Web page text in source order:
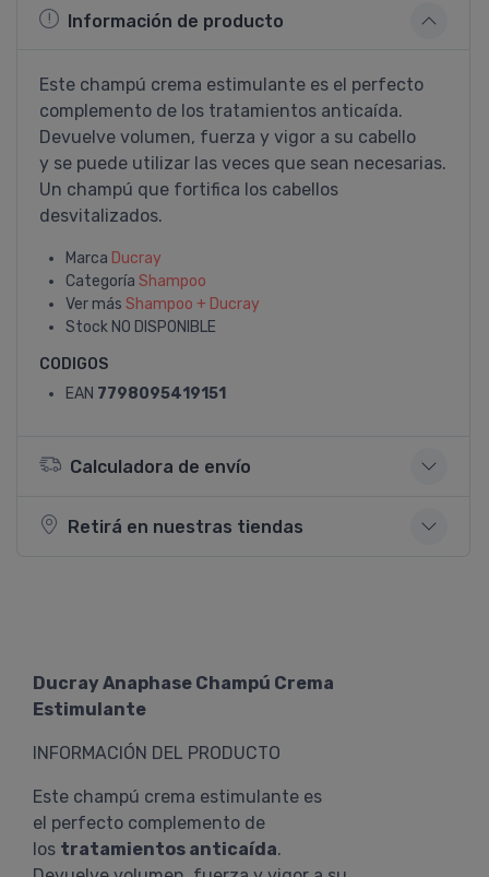
Información de producto
Este champú crema estimulante es el perfecto
complemento de los tratamientos anticaí­da.
Devuelve volumen, fuerza y vigor a su cabello
y se puede utilizar las veces que sean necesarias.
Un champú que fortifica los cabellos
desvitalizados.
Marca Ducray
Categoría Shampoo
Ver más Shampoo + Ducray
Stock NO DISPONIBLE
CODIGOS
EAN 7798095419151
Calculadora de envío
Retirá en nuestras tiendas
Ducray Anaphase Champú Crema
Estimulante
INFORMACIÓN DEL PRODUCTO
Este champú crema estimulante es
el perfecto complemento de
los tratamientos anticaída.